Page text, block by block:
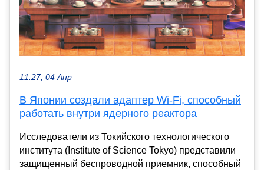
11:27, 04 Апр
В Японии создали адаптер Wi-Fi, способный
работать внутри ядерного реактора
Исследователи из Токийского технологического
института (Institute of Science Tokyo) представили
защищенный беспроводной приемник, способный